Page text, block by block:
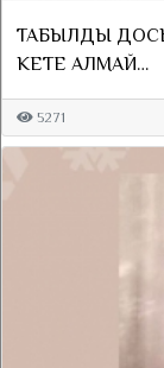
ТАБЫЛДЫ
КЕТЕ АЛМАЙ…
5271